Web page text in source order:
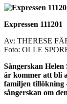
Expressen 111201
Av: THERESE
Foto: OLLE
Sångerskan Helen
år kommer att bli
familjen tillökning
sångerskan om